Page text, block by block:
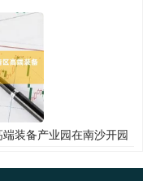
装备产业园在南沙开园